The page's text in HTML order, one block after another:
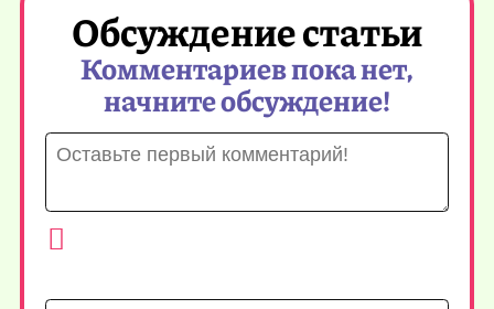
Обсуждение статьи
Комментариев пока нет,
начните обсуждение!